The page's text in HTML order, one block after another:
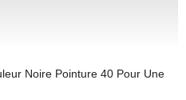
Noire Pointure 40 Pour Une